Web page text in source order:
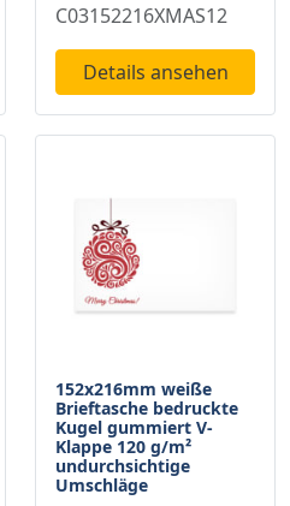
C03152216XMAS12
Details ansehen
152x216mm weiße
Brieftasche bedruckte
Kugel gummiert V-
Klappe 120 g/m²
undurchsichtige
Umschläge